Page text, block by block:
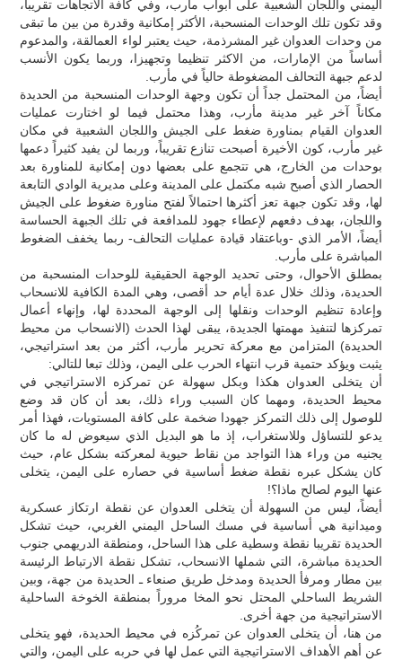
اليمني واللجان الشعبية على أبواب مأرب، وفي كافة الاتجاهات تقريباً،
وقد تكون تلك الوحدات المنسحبة، الأكثر إمكانية وقدرة من بين ما تبقى
من وحدات العدوان غير المشرذمة، حيث يعتبر لواء العمالقة، والمدعوم
أساساً من الإمارات، من الاكثر تنظيما وتجهيزا، وربما يكون الأنسب
لدعم جبهة التحالف المضغوطة حالياً في مأرب.
أيضاً، من المحتمل جداً أن تكون وجهة الوحدات المنسحبة من الحديدة
مكاناً آخر غير مدينة مأرب، وهذا محتمل فيما لو اختارت عمليات
العدوان القيام بمناورة ضغط على الجيش واللجان الشعبية في مكان
غير مأرب، كون الأخيرة أصبحت تنازع تقريباً، وربما لن يفيد كثيراً دعمها
بوحدات من الخارج، هي تتجمع على بعضها دون إمكانية للمناورة بعد
الحصار الذي أصبح شبه مكتمل على المدينة وعلى مديرية الوادي التابعة
لها، وقد تكون جبهة تعز أكثرها احتمالاً لفتح مناورة ضغوط على الجيش
واللجان، بهدف دفعهم لإعطاء جهود للمدافعة في تلك الجبهة الحساسة
أيضاً، الأمر الذي -وباعتقاد قيادة عمليات التحالف- ربما يخفف الضغوط
المباشرة على مأرب.
بمطلق الأحوال، وحتى تحديد الوجهة الحقيقية للوحدات المنسحبة من
الحديدة، وذلك خلال عدة أيام حد أقصى، وهي المدة الكافية للانسحاب
وإعادة تنظيم الوحدات ونقلها إلى الوجهة المحددة لها، وإنهاء أعمال
تمركزها لتنفيذ مهمتها الجديدة، يبقى لهذا الحدث (الانسحاب من محيط
الحديدة) المتزامن مع معركة تحرير مأرب، أكثر من بعد استراتيجي،
يثبت ويؤكد حتمية قرب انتهاء الحرب على اليمن، وذلك تبعا للتالي:
أن يتخلى العدوان هكذا وبكل سهولة عن تمركزه الاستراتيجي في
محيط الحديدة، ومهما كان السبب وراء ذلك، بعد أن كان قد وضع
للوصول إلى ذلك التمركز جهودا ضخمة على كافة المستويات، فهذا أمر
يدعو للتساؤل وللاستغراب، إذ ما هو البديل الذي سيعوض له ما كان
يجنيه من وراء هذا التواجد من نقاط حيوية لمعركته بشكل عام، حيث
كان يشكل عبره نقطة ضغط أساسية في حصاره على اليمن، يتخلى
عنها اليوم لصالح ماذا؟!
أيضاً، ليس من السهولة أن يتخلى العدوان عن نقطة ارتكاز عسكرية
وميدانية هي أساسية في مسك الساحل اليمني الغربي، حيث تشكل
الحديدة تقريبا نقطة وسطية على هذا الساحل، ومنطقة الدريهمي جنوب
الحديدة مباشرة، التي شملها الانسحاب، تشكل نقطة الارتباط الرئيسة
بين مطار ومرفأ الحديدة ومدخل طريق صنعاء ـ الحديدة من جهة، وبين
الشريط الساحلي المحتل نحو المخا مروراً بمنطقة الخوخة الساحلية
الاستراتيجية من جهة أخرى.
من هنا، أن يتخلى العدوان عن تمركُزه في محيط الحديدة، فهو يتخلى
عن أهم الأهداف الاستراتيجية التي عمل لها في حربه على اليمن، والتي